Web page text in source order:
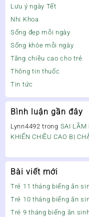
Lưu ý ngày Tết
Nhi Khoa
Sống đẹp mỗi ngày
Sống khỏe mỗi ngày
Tăng chiều cao cho trẻ
Thông tin thuốc
Tin tức
Bình luận gần đây
Lynn4492 trong SAI LẦM
KHIẾN CHIỀU CAO BỊ
Bài viết mới
Trẻ 11 tháng biếng ăn
Trẻ 10 tháng biếng ăn
Trẻ 9 tháng biếng ăn